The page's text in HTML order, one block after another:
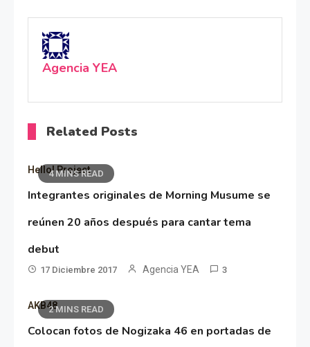
Agencia YEA
Related Posts
4 MINS READ
Hello! Project
Integrantes originales de Morning Musume se
reúnen 20 años después para cantar tema
debut
17 Diciembre 2017 Agencia YEA 3
2 MINS READ
AKB48
Colocan fotos de Nogizaka 46 en portadas de